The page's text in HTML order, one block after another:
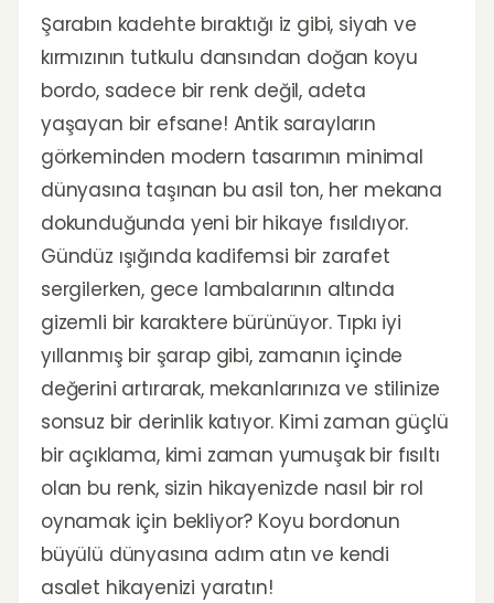
Şarabın kadehte bıraktığı iz gibi, siyah ve
kırmızının tutkulu dansından doğan koyu
bordo, sadece bir renk değil, adeta
yaşayan bir efsane! Antik sarayların
görkeminden modern tasarımın minimal
dünyasına taşınan bu asil ton, her mekana
dokunduğunda yeni bir hikaye fısıldıyor.
Gündüz ışığında kadifemsi bir zarafet
sergilerken, gece lambalarının altında
gizemli bir karaktere bürünüyor. Tıpkı iyi
yıllanmış bir şarap gibi, zamanın içinde
değerini artırarak, mekanlarınıza ve stilinize
sonsuz bir derinlik katıyor. Kimi zaman güçlü
bir açıklama, kimi zaman yumuşak bir fısıltı
olan bu renk, sizin hikayenizde nasıl bir rol
oynamak için bekliyor? Koyu bordonun
büyülü dünyasına adım atın ve kendi
asalet hikayenizi yaratın!